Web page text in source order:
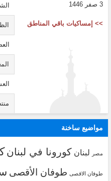
3 صفر 1446
>> إمساكيات باقي المناطق
مواضيع ساخنة
مصر لبنان كورونا في لبنان
طوفان الاقصى طوفان الأقصى